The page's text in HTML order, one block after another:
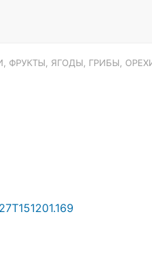
ФРУКТЫ, ЯГОДЫ, ГРИБЫ,